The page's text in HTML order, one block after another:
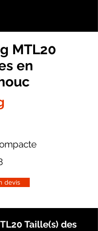
MTL20
en
devis
Taille(s) des